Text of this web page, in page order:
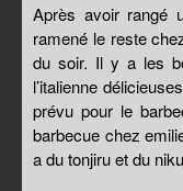
Après avoir rangé
ramené le reste
du soir. Il y a les
l’italienne
prévu pour le
barbecue chez
a du tonjiru et du